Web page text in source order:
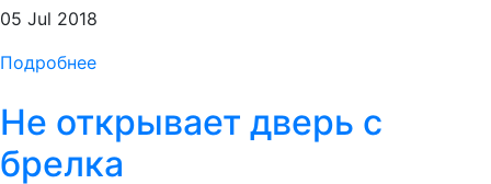
05 Jul 2018
Подробнее
Не открывает дверь с
брелка